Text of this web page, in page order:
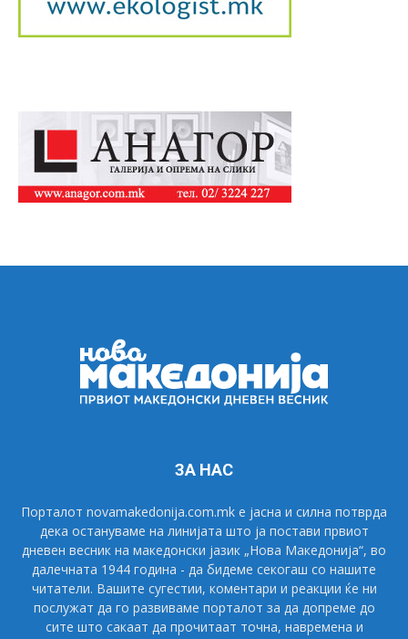
ЗА НАС
Порталот novamakedonija.com.mk е јасна и силна потврда
дека остануваме на линијата што ја постави првиот
дневен весник на македонски јазик „Нова Македонија“, во
далечната 1944 година - да бидеме секогаш со нашите
читатели. Вашите сугестии, коментари и реакции ќе ни
послужат да го развиваме порталот за да допреме до
сите што сакаат да прочитаат точна, навремена и